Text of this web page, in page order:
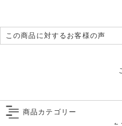
この商品に対するお客様の声
商品カテゴリー